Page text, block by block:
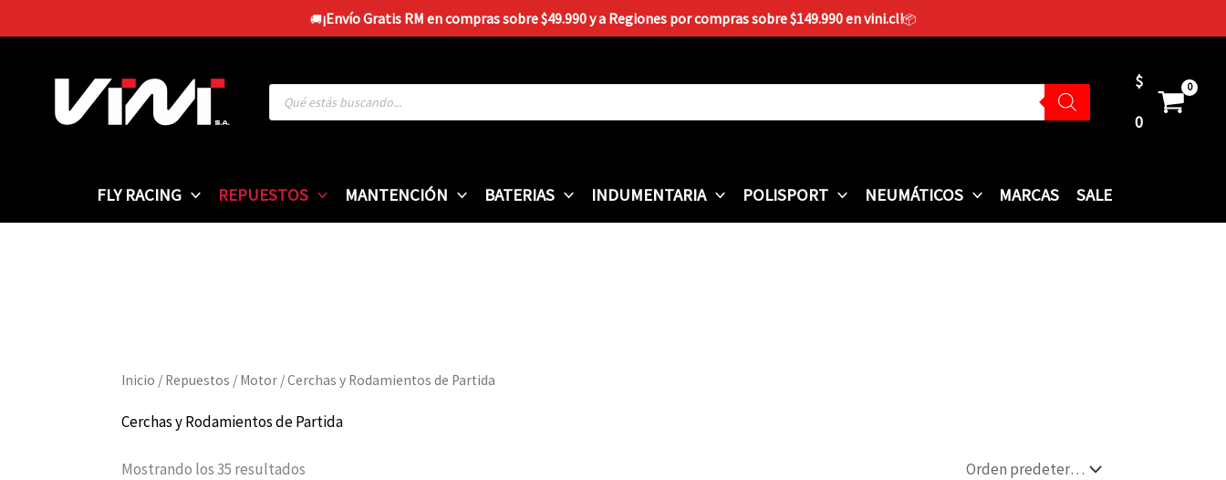
al
🚚¡Envío Gratis RM en compras sobre $49.990 y a Regiones por compras sobre $149.990 en vini.cl!📦
Búsqueda
productos
$
0
FLY RACING REPUESTOS MANTENCIÓN BATERIAS INDUMENTARIA POLISPORT NEUMÁTICOS MARCAS SALE
Inicio / Repuestos / Motor / Cerchas y Rodamientos de Partida
Cerchas y Rodamientos de Partida
Mostrando los 35 resultados